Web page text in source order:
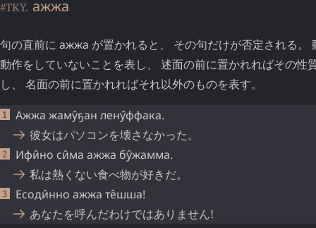
#TKY. ажжа
句の直前に ажжа が置かれると、 その句だけが否定される。
動作をしていないことを表し、 述面の前に置かれればその性
し、 名面の前に置かれればそれ以外のものを表す。
Ажжа жаму̂ҕан лену̂ффака.
彼女はパソコンを壊さなかった。
Ифи̂но си̂ма ажжа бу̂жамма.
私は熱くない食べ物が好きだ。
Есоди̂нно ажжа те̂шша!
あなたを呼んだわけではありません!